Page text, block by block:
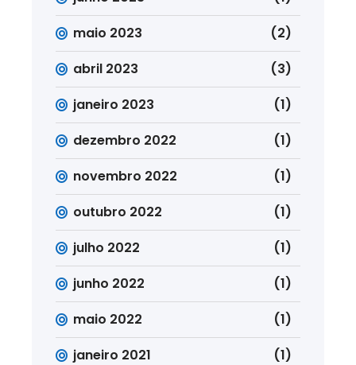
maio 2023
(2)
abril 2023
(3)
janeiro 2023
(1)
dezembro 2022
(1)
novembro 2022
(1)
outubro 2022
(1)
julho 2022
(1)
junho 2022
(1)
maio 2022
(1)
janeiro 2021
(1)